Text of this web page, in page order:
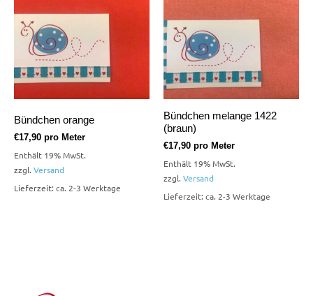
Bündchen orange
€17,90 pro Meter
Enthält 19% MwSt.
zzgl. Versand
Lieferzeit: ca. 2-3 Werktage
Bündchen melange 1422
(braun)
€17,90 pro Meter
Enthält 19% MwSt.
zzgl. Versand
Lieferzeit: ca. 2-3 Werktage